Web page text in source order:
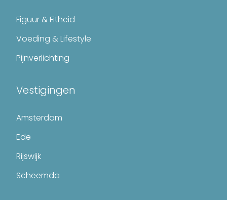
Figuur & Fitheid
Voeding & Lifestyle
Pijnverlichting
Vestigingen
Amsterdam
Ede
Rijswijk
Scheemda